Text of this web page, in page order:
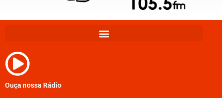
Ouça nossa Rádio